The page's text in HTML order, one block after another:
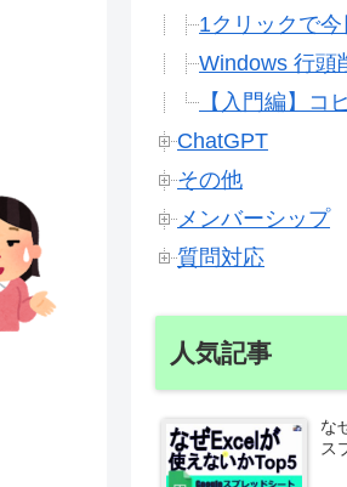
1クリックで
Windows 行頭
【入門編】
ChatGPT
その他
メンバーシップ
質問対応
人気記事
な
ス